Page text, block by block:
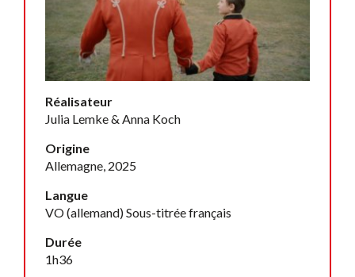
Réalisateur
Julia Lemke & Anna Koch
Origine
Allemagne, 2025
Langue
VO (allemand) Sous-titrée français
Durée
1h36